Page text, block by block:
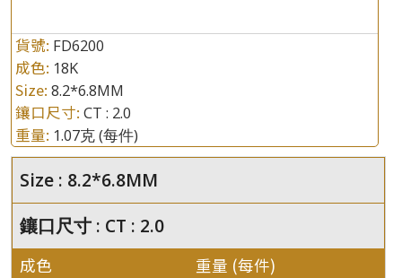
貨號: FD6200
成色: 18K
Size: 8.2*6.8MM
鑲口尺寸: CT : 2.0
重量: 1.07克(每件)
Size : 8.2*6.8MM
鑲口尺寸 : CT : 2.0
成色 重量 (每件)